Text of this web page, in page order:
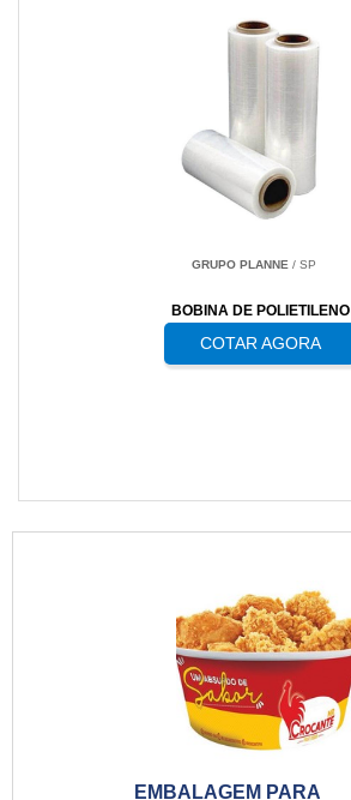
GRUPO PLANNE/ SP
BOBINA DE POLIETILENO
COTAR AGORA
EMBALAGEM PARA